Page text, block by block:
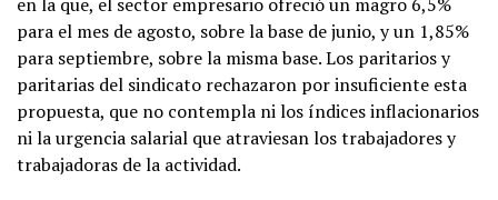
para el mes de agosto, sobre la base de junio, y un 1,85%
para septiembre, sobre la misma base. Los paritarios y
paritarias del sindicato rechazaron por insuficiente esta
propuesta, que no contempla ni los índices inflacionarios
ni la urgencia salarial que atraviesan los trabajadores y
trabajadoras de la actividad.